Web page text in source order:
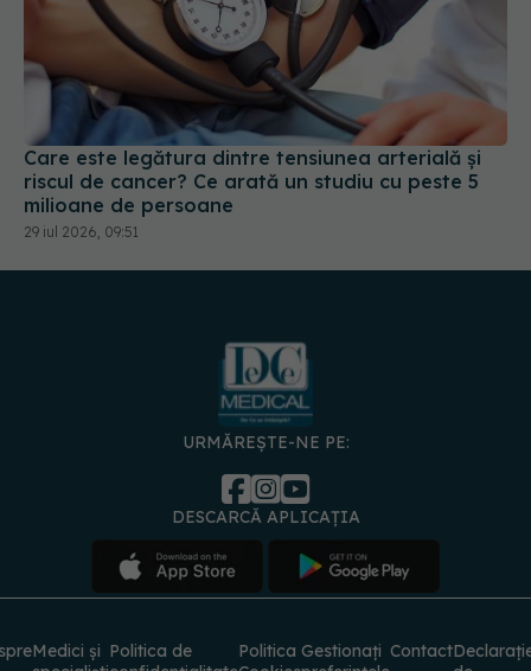
Care este legătura dintre tensiunea arterială și
riscul de cancer? Ce arată un studiu cu peste 5
milioane de persoane
29 iul 2026, 09:51
URMĂREȘTE-NE PE:
Medici și Politica de
Politica Gestionați Contact